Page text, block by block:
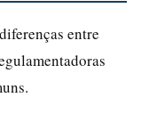
entre